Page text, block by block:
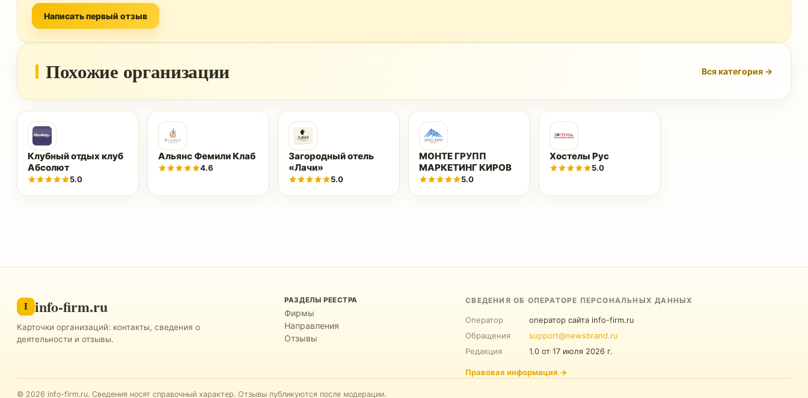
Написать первый отзыв
Похожие организации Вся категория →
Клубный отдых клуб
Абсолют
5.0
Альянс Фемили Клаб
4.6
Загородный отель
«Лачи»
5.0
МОНТЕ ГРУПП
МАРКЕТИНГ КИРОВ
5.0
Хостелы Рус
5.0
I info-firm.ru
Карточки организаций: контакты, сведения о
деятельности и отзывы.
РАЗДЕЛЫ РЕЕСТРА
Фирмы
Направления
Отзывы
СВЕДЕНИЯ ОБ ОПЕРАТОРЕ ПЕРСОНАЛЬНЫХ ДАННЫХ
Оператор
оператор сайта info-firm.ru
Обращения
support@newsbrand.ru
Редакция
1.0 от17 июля 2026 г.
Правовая информация →
© 2026 info-firm.ru. Сведения носят справочный характер. Отзывы публикуются после модерации.